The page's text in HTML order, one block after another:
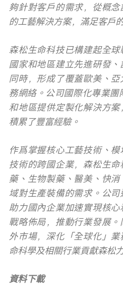
夠針對客戶的需求，從概
的工藝解決方案，滿足客戶
森松生命科技已構建起全
國家和地區建立先進研發
同時，形成了覆蓋歐美、
務網絡。公司國際化專業
和地區提供定製化解決方
積累了豐富經驗。
作爲掌握核心工藝技術、
技術的跨國企業，森松生
藥、生物製藥、醫美、快
域對生產裝備的需求。公司
助力國內企業加速實現核
戰略佈局，推動行業發展
外市場，深化「全球化」
命科學及相關行業貢獻森松
資料下載